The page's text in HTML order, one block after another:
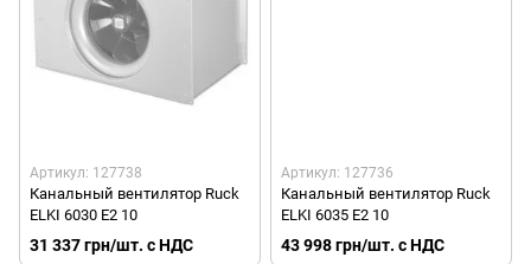
Артикул: 127738
Канальный вентилятор Ruck
ELKI 6030 E2 10
31 337 грн/шт. с НДС
Артикул: 127736
Канальный вентилятор Ruck
ELKI 6035 E2 10
43 998 грн/шт. с НДС